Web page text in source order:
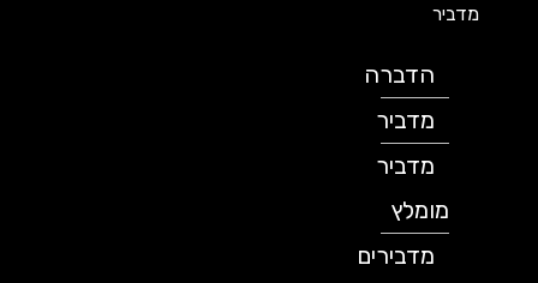
מדביר
הדברה
מדביר
מדביר
מומלץ
מדבירים